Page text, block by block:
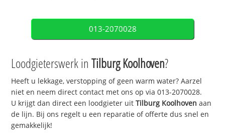
013-2070028
Loodgieterswerk inTilburg Koolhoven?
Heeft u lekkage, verstopping of geen warm water? Aarzel
niet en neem direct contact met ons op via 013-2070028.
U krijgt dan direct een loodgieter uitTilburg Koolhoven aan
de lijn. Bij ons regelt u een reparatie of offerte dus snel en
gemakkelijk!